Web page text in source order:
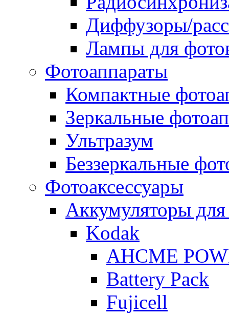
Диффузоры/
Лампы для
Фотоаппараты
Компактные
Зеркальные
Ультразум
Беззеркальные
Фотоаксессуары
Аккумуляторы для
Kodak
AHCME
Battery Pack
Fujicell